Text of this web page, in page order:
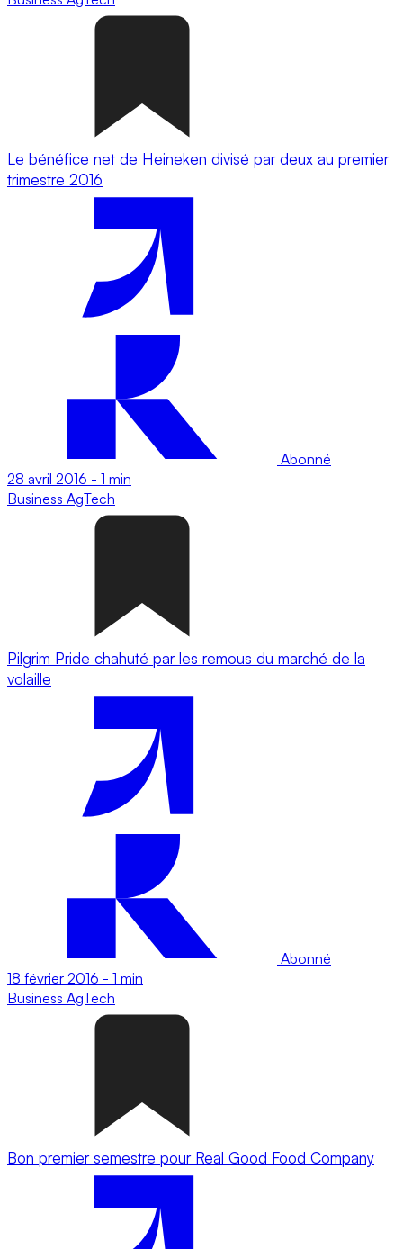
Le bénéfice net de Heineken divisé par deux au premier
trimestre 2016
Abonné
28 avril 2016 - 1 min
Business AgTech
Pilgrim Pride chahuté par les remous du marché de la
volaille
Abonné
18 février 2016 - 1 min
Business AgTech
Bon premier semestre pour Real Good Food Company